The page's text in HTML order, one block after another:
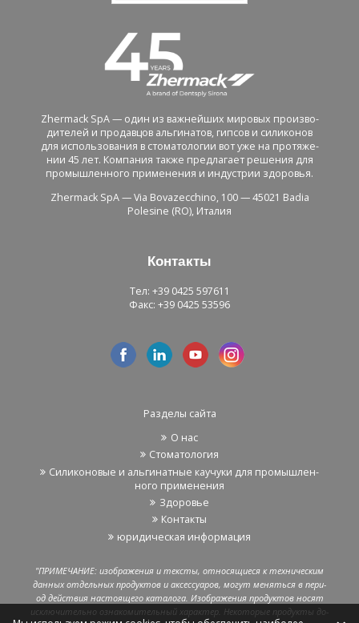
Zhermack SpA — один из важ­ней­ших ми­ро­вых про­из­во­
ди­те­лей и про­дав­цов аль­ги­на­тов, гип­сов и си­ли­ко­нов
для ис­поль­зо­ва­ния в сто­ма­то­ло­гии вот уже на про­тя­же­
нии 45 лет. Ком­па­ния также пред­ла­га­ет ре­ше­ния для
про­мыш­лен­но­го при­ме­не­ния и ин­ду­стрии здо­ро­вья.
Zhermack SpA — Via Bovazecchino, 100 — 45021 Badia
Polesine (RO), Ита­лия
Кон­так­ты
Тел: +39 0425 597611
Факс: +39 0425 53596
Раз­де­лы сайта
О нас
Сто­ма­то­ло­гия
Си­ли­ко­но­вые и аль­ги­нат­ные ка­у­чу­ки для про­мыш­лен­
но­го при­ме­не­ния
Здо­ро­вье
Кон­так­ты
юри­ди­че­ская ин­фор­ма­ция
"ПРИ­МЕ­ЧА­НИЕ: изоб­ра­же­ния и тек­сты, от­но­ся­щи­е­ся к тех­ни­че­ским
дан­ных от­дель­ных про­дук­тов и ак­сес­су­а­ров, могут ме­нять­ся в пе­ри­
од дей­ствия на­сто­я­ще­го ка­та­ло­га. Изоб­ра­же­ния про­дук­тов носят
ис­клю­чи­тель­но озна­ко­ми­тель­ный ха­рак­тер. Неко­то­рые про­дук­ты до­